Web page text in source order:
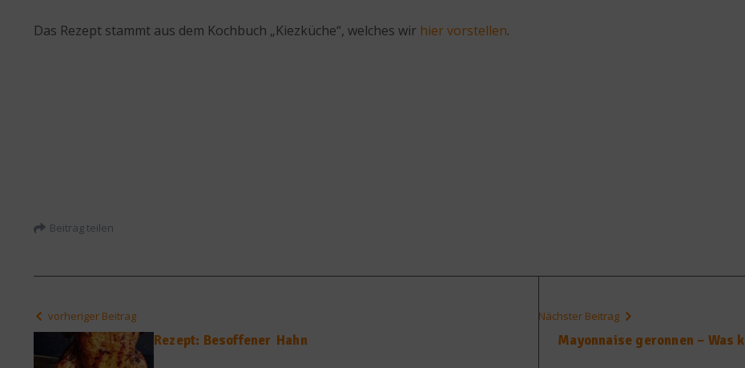
Das Rezept stammt aus dem Kochbuch „Kiezküche“, welches wir hier vorstellen.
Beitrag teilen
vorheriger Beitrag
Rezept: Besoffener Hahn
Nächster Beitrag
Mayonnaise geronnen – Was